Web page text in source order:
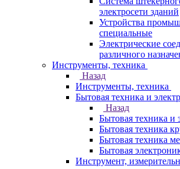
электросети зданий
Устройства
специальные
Электрические
различного
Инструменты, техника
Назад
Инструменты, техника
Бытовая техника и
Назад
Бытовая техника и
Бытовая техника
Бытовая техника
Бытовая
Инструмент,